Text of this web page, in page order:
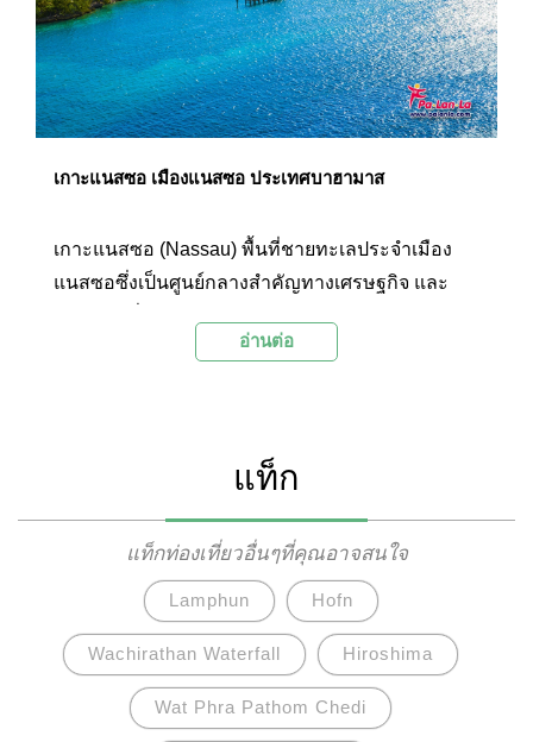
เกาะแนสซอ เมืองแนสซอ ประเทศบาฮามาส
เกาะแนสซอ (Nassau) พื้นที่ชายทะเลประจำเมือง
แนสซอซึ่งเป็นศูนย์กลางสำคัญทางเศรษฐกิจ และ
มีท้องทะเลที่สวยติดอันดับต้นๆ ของโลกแล้ว ยังมี
อ่านต่อ
แท็ก
แท็กท่องเที่ยวอื่นๆที่คุณอาจสนใจ
Lamphun Hofn
Wachirathan Waterfall Hiroshima
Wat Phra Pathom Chedi